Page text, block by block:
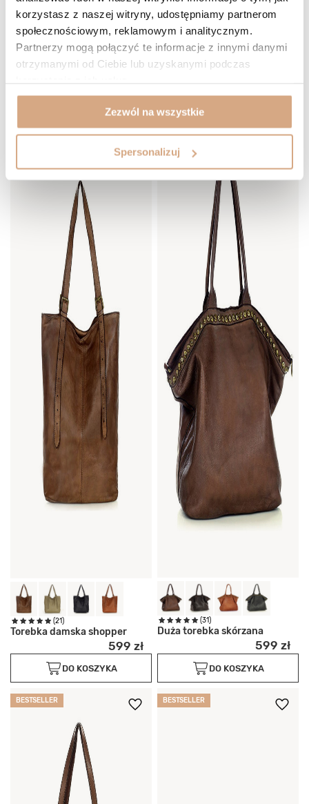
korzystasz z naszej witryny, udostępniamy partnerom
społecznościowym, reklamowym i analitycznym.
Partnerzy mogą połączyć te informacje z innymi danymi
otrzymanymi od Ciebie lub uzyskanymi podczas
Zezwól na wszystkie
Spersonalizuj
599 zł
DO KOSZYKA DO KOSZYKA
(21)
Torebka damska shopper
599 zł
DO KOSZYKA
(31)
Duża torebka skórzana
599 zł
DO KOSZYKA
BESTSELLER BESTSELLER